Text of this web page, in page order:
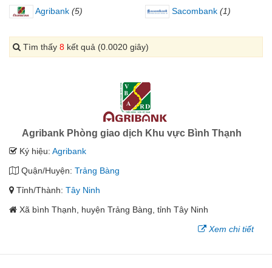
Agribank (5) Sacombank (1)
Tìm thấy 8 kết quả (0.0020 giây)
Agribank Phòng giao dịch Khu vực Bình Thạnh
Ký hiệu: Agribank
Quận/Huyện: Trảng Bàng
Tỉnh/Thành: Tây Ninh
Xã bình Thạnh, huyện Trảng Bàng, tỉnh Tây Ninh
Xem chi tiết